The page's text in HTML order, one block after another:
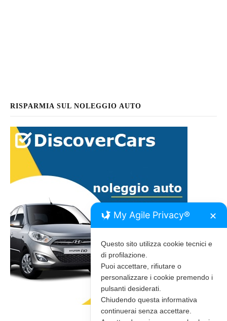
RISPARMIA SUL NOLEGGIO AUTO
My Agile Privacy® ✕
Questo sito utilizza cookie tecnici e
di profilazione.
Puoi accettare, rifiutare o
personalizzare i cookie premendo i
pulsanti desiderati.
Chiudendo questa informativa
continuerai senza accettare.